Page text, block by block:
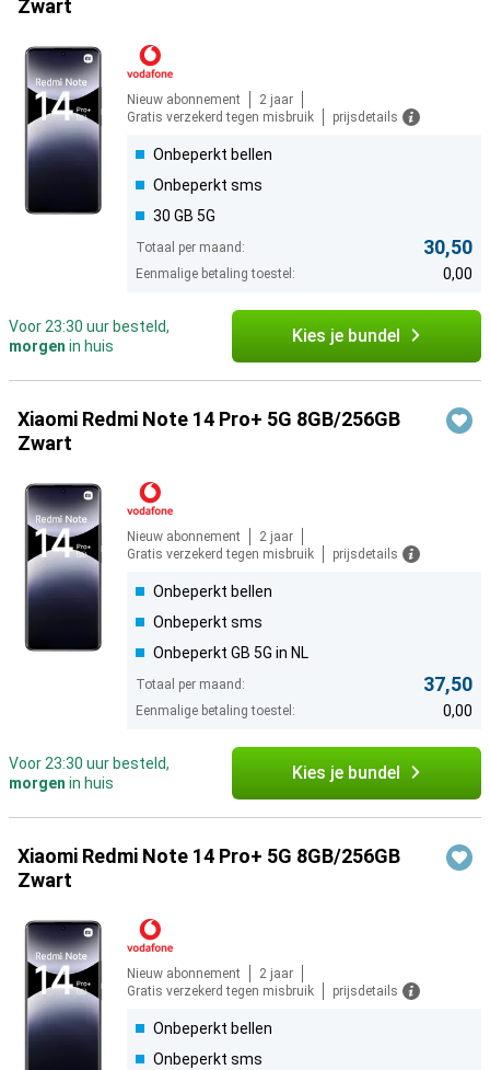
Zwart
Nieuw abonnement
2 jaar
Gratis verzekerd tegen misbruik
prijsdetails
Onbeperkt bellen
Onbeperkt sms
30 GB 5G
Totaal per maand: 30,50
Eenmalige betaling toestel: 0,00
Voor 23:30 uur besteld,
morgen in huis Kies je bundel
Xiaomi Redmi Note 14 Pro+ 5G 8GB/256GB
Zwart
Nieuw abonnement
2 jaar
Gratis verzekerd tegen misbruik
prijsdetails
Onbeperkt bellen
Onbeperkt sms
Onbeperkt GB 5G in NL
Totaal per maand: 37,50
Eenmalige betaling toestel: 0,00
Voor 23:30 uur besteld,
morgen in huis Kies je bundel
Xiaomi Redmi Note 14 Pro+ 5G 8GB/256GB
Zwart
Nieuw abonnement
2 jaar
Gratis verzekerd tegen misbruik
prijsdetails
Onbeperkt bellen
Onbeperkt sms